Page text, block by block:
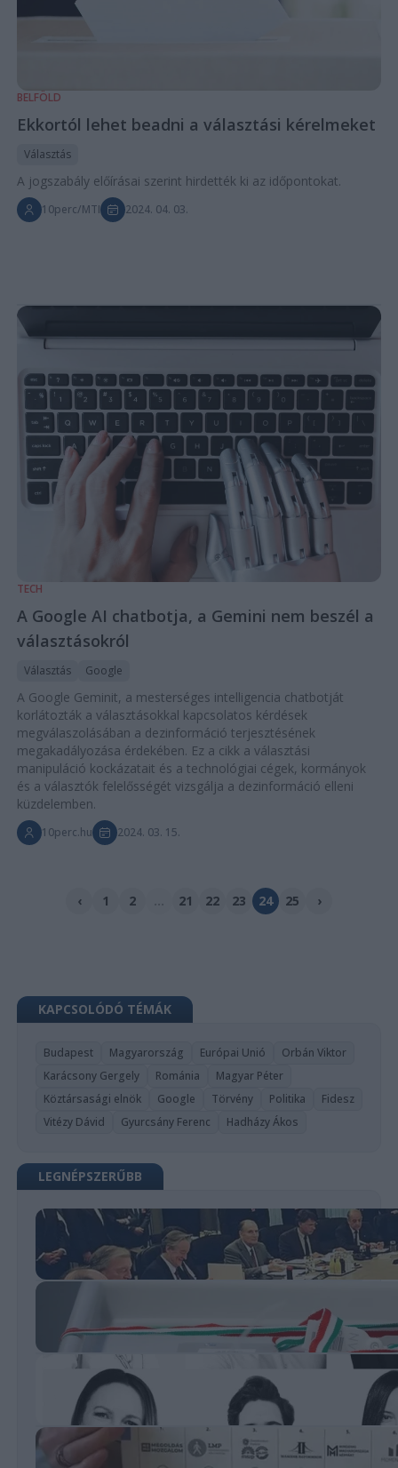
BELFÖLD
Ekkortól lehet beadni a választási kérelmeket
Választás
A jogszabály előírásai szerint hirdették ki az időpontokat.
10perc/MTI 2024. 04. 03.
TECH
A Google AI chatbotja, a Gemini nem beszél a
választásokról
Választás Google
A Google Geminit, a mesterséges intelligencia chatbotját
korlátozták a választásokkal kapcsolatos kérdések
megválaszolásában a dezinformáció terjesztésének
megakadályozása érdekében. Ez a cikk a választási
manipuláció kockázatait és a technológiai cégek, kormányok
és a választók felelősségét vizsgálja a dezinformáció elleni
küzdelemben.
10perc.hu 2024. 03. 15.
‹ 1 2 21 22 23 24 25 ›
KAPCSOLÓDÓ TÉMÁK
Budapest Magyarország Európai Unió
Orbán Viktor
Karácsony Gergely
Románia
Magyar Péter
Köztársasági elnök
Google Törvény Politika
Fidesz
Vitézy Dávid
Gyurcsány Ferenc Hadházy Ákos
LEGNÉPSZERŰBB